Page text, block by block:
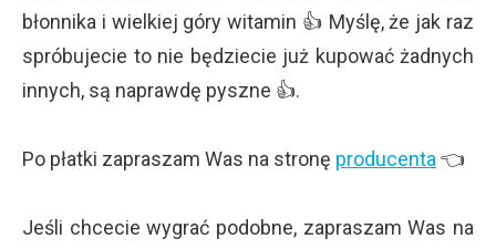
błonnika i wielkiej góry witamin 👍 Myślę, że jak raz
spróbujecie to nie będziecie już kupować żadnych
innych, są naprawdę pyszne 👍.
Po płatki zapraszam Was na stronę producenta 👈
Jeśli chcecie wygrać podobne, zapraszam Was na